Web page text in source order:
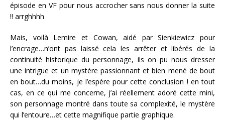
épisode en VF pour nous accrocher sans nous donner la suite
!! arrghhhh
Mais, voilà Lemire et Cowan, aidé par Sienkiewicz pour
l’encrage…n’ont pas laissé cela les arrêter et libérés de la
continuité historique du personnage, ils on pu nous dresser
une intrigue et un mystère passionnant et bien mené de bout
en bout…du moins, je l’espère pour cette conclusion ! en tout
cas, en ce qui me concerne, j’ai réellement adoré cette mini,
son personnage montré dans toute sa complexité, le mystère
qui l’entoure…et cette magnifique partie graphique.